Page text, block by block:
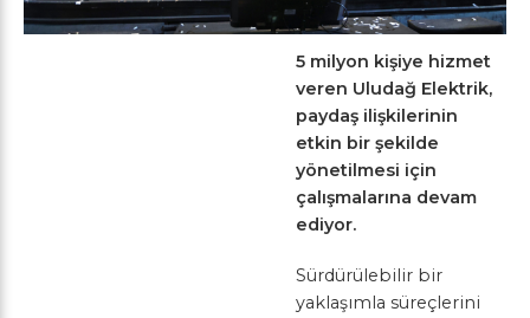
5 milyon kişiye hizmet
veren Uludağ Elektrik,
paydaş ilişkilerinin
etkin bir şekilde
yönetilmesi için
çalışmalarına devam
ediyor.
Sürdürülebilir bir
yaklaşımla süreçlerini